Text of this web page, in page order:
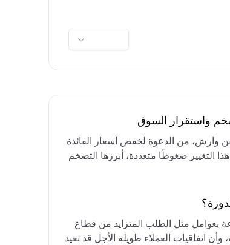
واستقرار السوق
وارش، من الدعوة لخفض أسعار الفائدة
التغيير ضغوطًا متعددة، أبرزها التضخم
التي تقيد خيارات خفض الفائدة أو خفض
بعوامل مثل الطلب المتزايد من قطاع
اتفاقيات العملاء طويلة الأجل قد تعيد